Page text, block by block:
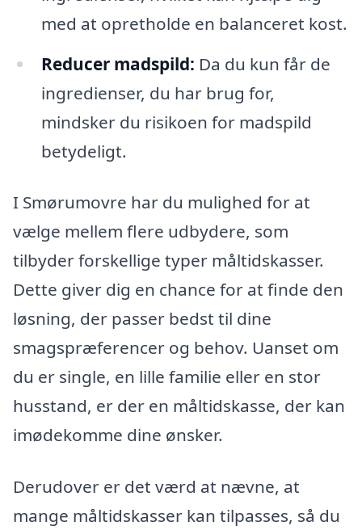
med at opretholde en balanceret kost.
Reducer madspild: Da du kun får de
ingredienser, du har brug for,
mindsker du risikoen for madspild
betydeligt.
I Smørumovre har du mulighed for at
vælge mellem flere udbydere, som
tilbyder forskellige typer måltidskasser.
Dette giver dig en chance for at finde den
løsning, der passer bedst til dine
smagspræferencer og behov. Uanset om
du er single, en lille familie eller en stor
husstand, er der en måltidskasse, der kan
imødekomme dine ønsker.
Derudover er det værd at nævne, at
mange måltidskasser kan tilpasses, så du